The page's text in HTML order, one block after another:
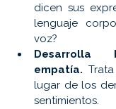
dicen sus
lenguaje
voz?
Desarrolla
empatía.
lugar de los
sentimientos.